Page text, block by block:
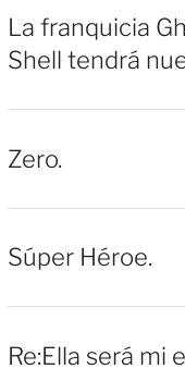
La franquicia
Shell tendrá
Zero.
Súper Héroe.
Re:Ella será mi